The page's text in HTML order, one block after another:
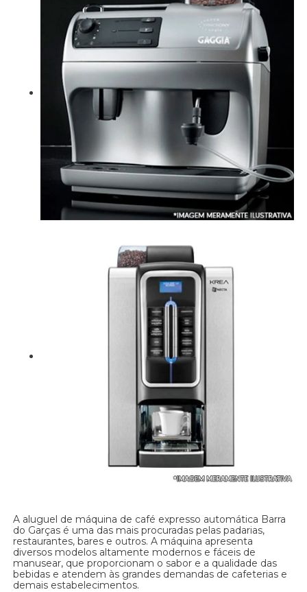
A aluguel de máquina de café expresso automática Barra
do Garças é uma das mais procuradas pelas padarias,
restaurantes, bares e outros. A máquina apresenta
diversos modelos altamente modernos e fáceis de
manusear, que proporcionam o sabor e a qualidade das
bebidas e atendem às grandes demandas de cafeterias e
demais estabelecimentos.